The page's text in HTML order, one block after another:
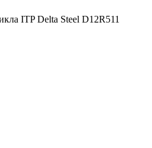
ITP Delta Steel D12R511